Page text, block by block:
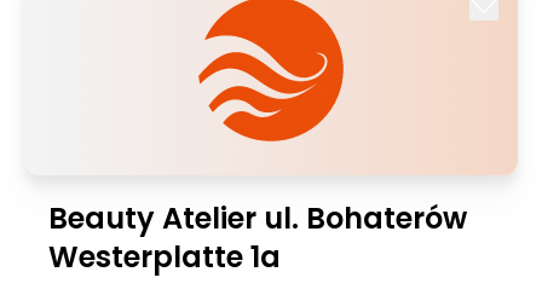
Beauty Atelier ul. Bohaterów
Westerplatte 1a